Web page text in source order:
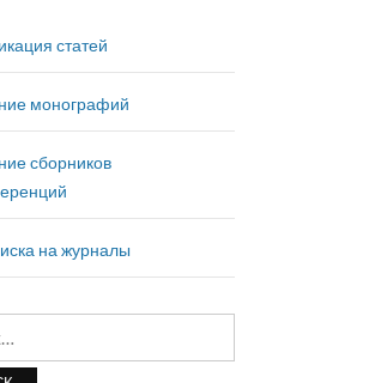
статей
монографий
сборников
на журналы